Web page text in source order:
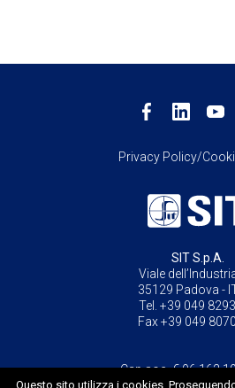
Privacy Policy/
SIT S.p.A.
Viale
35129 Padova -
Tel. +39 049
Fax +39 049
Cap.soc. €
Questo sito utilizza i cookies.